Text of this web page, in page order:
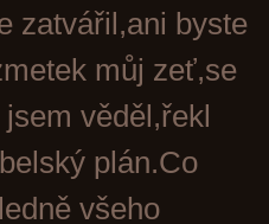
zatvářil,ani byste
můj zeť,se
věděl,řekl
plán.Co
všeho